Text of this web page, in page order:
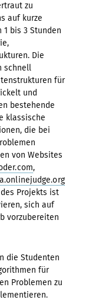
zu
auf kurze
bis 3 Stunden
Die
schnell
für
und
bestehende
klassische
die bei
von Websites
,
Projekts ist
sich auf
vorzubereiten
die Studenten
für
Problemen zu